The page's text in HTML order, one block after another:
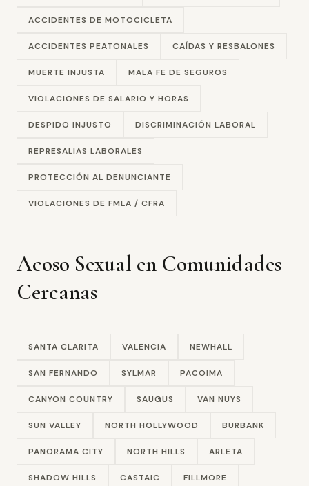
ACCIDENTES DE MOTOCICLETA
ACCIDENTES PEATONALES CAÍDAS Y RESBALONES
MUERTE INJUSTA MALA FE DE SEGUROS
VIOLACIONES DE SALARIO Y HORAS
DESPIDO INJUSTO DISCRIMINACIÓN LABORAL
REPRESALIAS LABORALES
PROTECCIÓN AL DENUNCIANTE
VIOLACIONES DE FMLA / CFRA
Acoso Sexual en Comunidades
Cercanas
SANTA CLARITA VALENCIA NEWHALL
SAN FERNANDO SYLMAR PACOIMA
CANYON COUNTRY SAUGUS VAN NUYS
SUN VALLEY NORTH HOLLYWOOD BURBANK
PANORAMA CITY NORTH HILLS ARLETA
SHADOW HILLS CASTAIC FILLMORE